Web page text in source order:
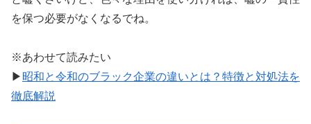
を保つ必要がなくなるでね。
※あわせて読みたい
▶ 昭和と令和のブラック企業の違いとは？特徴と対処法を
徹底解説